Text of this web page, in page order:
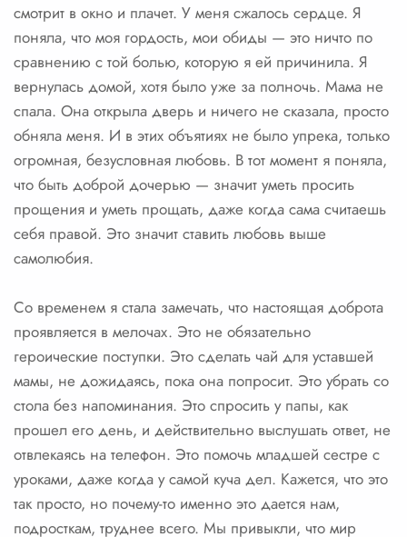
смотрит в окно и плачет. У меня сжалось сердце. Я
поняла, что моя гордость, мои обиды — это ничто по
сравнению с той болью, которую я ей причинила. Я
вернулась домой, хотя было уже за полночь. Мама не
спала. Она открыла дверь и ничего не сказала, просто
обняла меня. И в этих объятиях не было упрека, только
огромная, безусловная любовь. В тот момент я поняла,
что быть доброй дочерью — значит уметь просить
прощения и уметь прощать, даже когда сама считаешь
себя правой. Это значит ставить любовь выше
самолюбия.
Со временем я стала замечать, что настоящая доброта
проявляется в мелочах. Это не обязательно
героические поступки. Это сделать чай для уставшей
мамы, не дожидаясь, пока она попросит. Это убрать со
стола без напоминания. Это спросить у папы, как
прошел его день, и действительно выслушать ответ, не
отвлекаясь на телефон. Это помочь младшей сестре с
уроками, даже когда у самой куча дел. Кажется, что это
так просто, но почему-то именно это дается нам,
подросткам, труднее всего. Мы привыкли, что мир